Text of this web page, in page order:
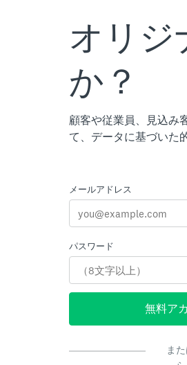
オリジ
か？
顧客や従業員、見込み
て、データに基づいた
メールアドレス
パスワード
無料ア
ま